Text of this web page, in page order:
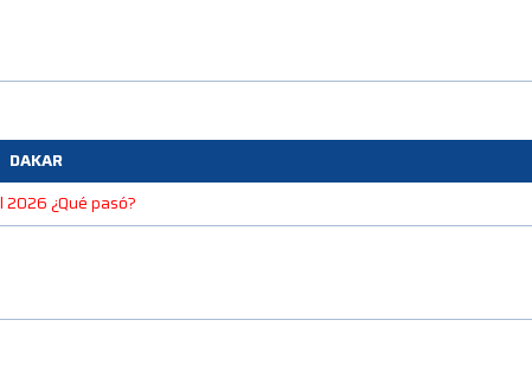
DAKAR
2026 ¿Qué pasó?